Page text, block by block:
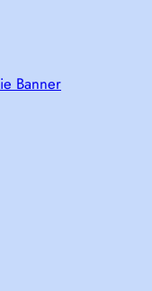
Banner